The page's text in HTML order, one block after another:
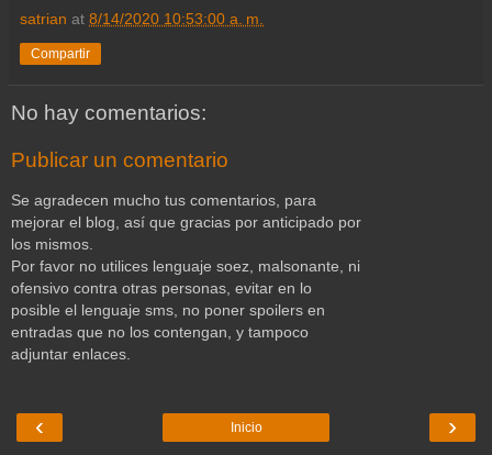
satrian at 8/14/2020 10:53:00 a. m.
Compartir
No hay comentarios:
Publicar un comentario
Se agradecen mucho tus comentarios, para
mejorar el blog, así que gracias por anticipado por
los mismos.
Por favor no utilices lenguaje soez, malsonante, ni
ofensivo contra otras personas, evitar en lo
posible el lenguaje sms, no poner spoilers en
entradas que no los contengan, y tampoco
adjuntar enlaces.
‹ ›
Inicio